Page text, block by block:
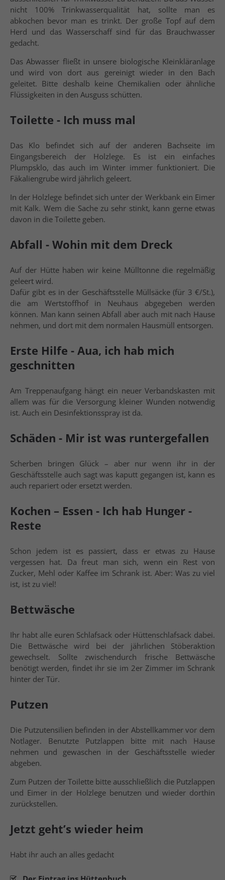
nicht 100% Trinkwasserqualität hat, sollte man es
abkochen bevor man es trinkt. Der große Topf auf dem
Herd und das Wasserschaff sind für das Brauchwasser
gedacht.
Das Abwasser fließt in unsere biologische Kleinkläranlage
und wird von dort aus gereinigt wieder in den Bach
geleitet. Bitte deshalb keine Chemikalien oder ähnliche
Flüssigkeiten in den Ausguss schütten.
Toilette - Ich muss mal
Das Klo befindet sich auf der anderen Bachseite im
Eingangsbereich der Holzlege. Es ist ein einfaches
Plumpsklo, das auch im Winter immer funktioniert. Die
Fäkaliengrube wird jährlich geleert.
In der Holzlege befindet sich unter der Werkbank ein Eimer
mit Kalk. Wem die Sache zu sehr stinkt, kann gerne etwas
davon in die Toilette geben.
Abfall - Wohin mit dem Dreck
Auf der Hütte haben wir keine Mülltonne die regelmäßig
geleert wird.
Dafür gibt es in der Geschäftsstelle Müllsäcke (für 3 €/St.),
die am Wertstoffhof in Neuhaus abgegeben werden
können. Man kann seinen Abfall aber auch mit nach Hause
nehmen, und dort mit dem normalen Hausmüll entsorgen.
Erste Hilfe - Aua, ich hab mich
geschnitten
Am Treppenaufgang hängt ein neuer Verbandskasten mit
allem was für die Versorgung kleiner Wunden notwendig
ist. Auch ein Desinfektionsspray ist da.
Schäden - Mir ist was runtergefallen
Scherben bringen Glück – aber nur wenn ihr in der
Geschäftsstelle auch sagt was kaputt gegangen ist, kann es
auch repariert oder ersetzt werden.
Kochen – Essen - Ich hab Hunger -
Reste
Schon jedem ist es passiert, dass er etwas zu Hause
vergessen hat. Da freut man sich, wenn ein Rest von
Zucker, Mehl oder Kaffee im Schrank ist. Aber: Was zu viel
ist, ist zu viel!
Bettwäsche
Ihr habt alle euren Schlafsack oder Hüttenschlafsack dabei.
Die Bettwäsche wird bei der jährlichen Stöberaktion
gewechselt. Sollte zwischendurch frische Bettwäsche
benötigt werden, findet ihr sie im 2er Zimmer im Schrank
hinter der Tür.
Putzen
Die Putzutensilien befinden in der Abstellkammer vor dem
Notlager. Benutzte Putzlappen bitte mit nach Hause
nehmen und gewaschen in der Geschäftsstelle wieder
abgeben.
Zum Putzen der Toilette bitte ausschließlich die Putzlappen
und Eimer in der Holzlege benutzen und wieder dorthin
zurückstellen.
Jetzt geht’s wieder heim
Habt ihr auch an alles gedacht